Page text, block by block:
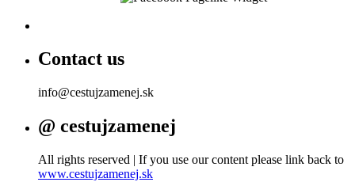
Contact us
info@cestujzamenej.sk
@ cestujzamenej
All rights reserved | If you use our content please link back to
www.cestujzamenej.sk